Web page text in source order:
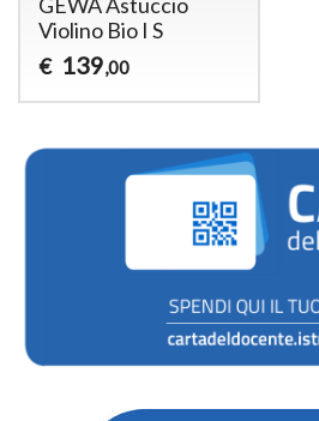
Violino Bio I S
€ 139,00